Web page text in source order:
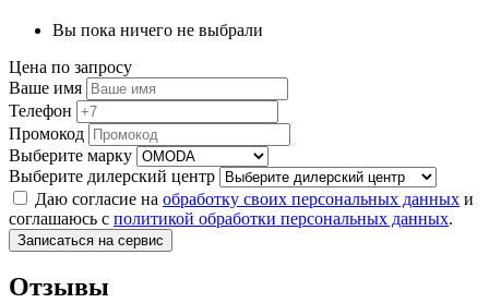
Вы пока ничего не выбрали
Цена по запросу
Ваше имя
Телефон
Промокод
Выберите марку
Выберите дилерский центр
Даю согласие на обработку своих персональных данных и
соглашаюсь с политикой обработки персональных данных.
Записаться на сервис
Отзывы